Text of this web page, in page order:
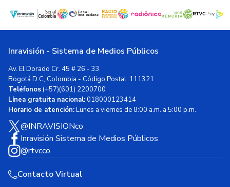
Inravisión - Sistema de Medios Públicos
Av. El Dorado Cr. 45 # 26 - 33
Bogotá D.C, Colombia - Código Postal: 111321
Teléfonos(+57)(601) 2200700
Línea gratuita nacional:018000123414
Horario de atención:Lunes a viernes de 8:00 a.m. a 5:00 p.m.
@INRAVISIONco
Inravisión Sistema de Medios Públicos
@rtvcco
Contacto Virtual